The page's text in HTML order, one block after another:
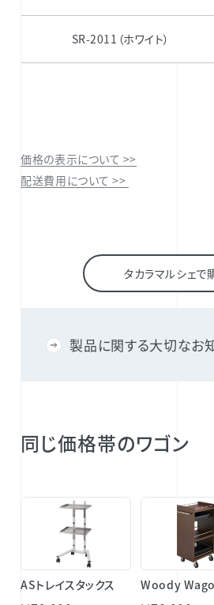
SR-2011（ホワイト）
価格の表示について >>
配送費用について >>
タカラマルシェで
製品に関する大切なお
同じ価格帯のワゴン
ASトレイスタックス Woody